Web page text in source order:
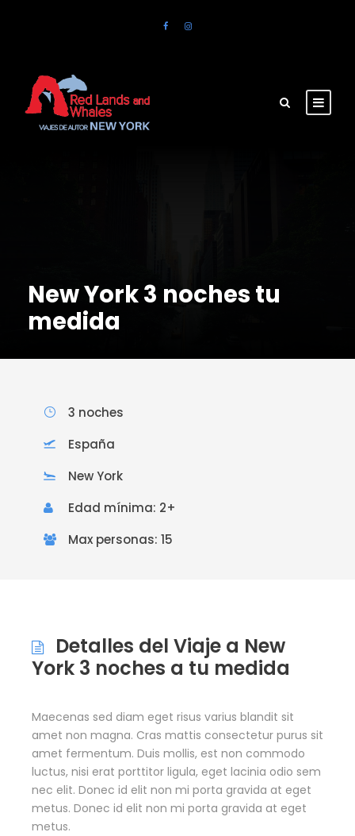
New York 3 noches tu
medida
3 noches
España
New York
Edad mínima: 2+
Max personas: 15
Detalles del Viaje a New
York 3 noches a tu medida
Maecenas sed diam eget risus varius blandit sit
amet non magna. Cras mattis consectetur purus sit
amet fermentum. Duis mollis, est non commodo
luctus, nisi erat porttitor ligula, eget lacinia odio sem
nec elit. Donec id elit non mi porta gravida at eget
metus. Donec id elit non mi porta gravida at eget
metus.